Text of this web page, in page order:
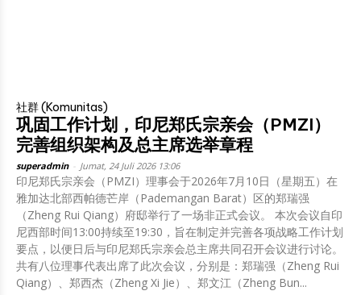
社群 (Komunitas)
巩固工作计划，印尼郑氏宗亲会（PMZI）
完善组织架构及总主席选举章程
superadmin Jumat, 24 Juli 2026 13:06
印尼郑氏宗亲会（PMZI）理事会于2026年7月10日（星期五）在
雅加达北部西帕德芒岸（Pademangan Barat）区的郑瑞强
（Zheng Rui Qiang）府邸举行了一场非正式会议。 本次会议自印
尼西部时间13:00持续至19:30，旨在制定并完善各项战略工作计划
要点，以便日后与印尼郑氏宗亲会总主席共同召开会议进行讨论。
共有八位理事代表出席了此次会议，分别是：郑瑞强（Zheng Rui
Qiang）、郑西杰（Zheng Xi Jie）、郑文江（Zheng Bun...